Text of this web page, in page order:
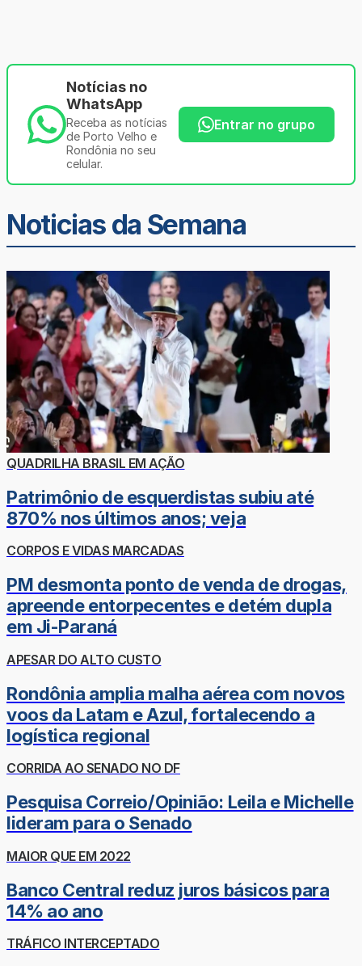
Notícias no
WhatsApp
Receba as notícias
de Porto Velho e
Rondônia no seu
celular.
Entrar no grupo
Noticias da Semana
QUADRILHA BRASIL EM AÇÃO
Patrimônio de esquerdistas subiu até
870% nos últimos anos; veja
CORPOS E VIDAS MARCADAS
PM desmonta ponto de venda de drogas,
apreende entorpecentes e detém dupla
em Ji-Paraná
APESAR DO ALTO CUSTO
Rondônia amplia malha aérea com novos
voos da Latam e Azul, fortalecendo a
logística regional
CORRIDA AO SENADO NO DF
Pesquisa Correio/Opinião: Leila e Michelle
lideram para o Senado
MAIOR QUE EM 2022
Banco Central reduz juros básicos para
14% ao ano
TRÁFICO INTERCEPTADO